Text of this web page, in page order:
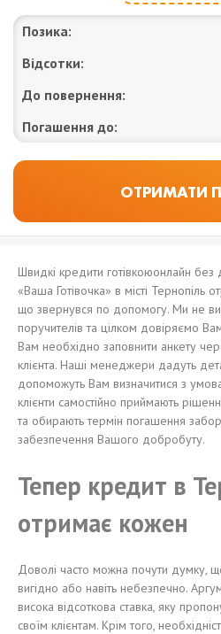
Позика:
Відсотки:
До повернення:
Погашення до:
Швидкі кредити готівкоюонлайн
«Ваша Готівочка» в місті Тернопіль
що звернувся по допомогу. Ми не
поручителів та цілком довіряємо
Вам необхідно заповнити анкету
клієнта. Наші менеджери дадуть
допоможуть Вам визначитися з
клієнти самостійно приймають
та обирають термін погашення
забезпечення Вашого добробуту.
Тепер кредит в
отримає кожен
Доволі часто можна почути думку,
вигідно або навіть небезпечно.
висока відсоткова ставка, яку
своїм клієнтам. Крім того,